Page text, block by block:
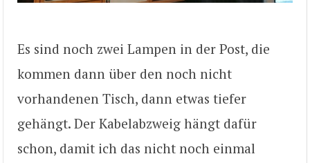
Es sind noch zwei Lampen in der Post, die
kommen dann über den noch nicht
vorhandenen Tisch, dann etwas tiefer
gehängt. Der Kabelabzweig hängt dafür
schon, damit ich das nicht noch einmal